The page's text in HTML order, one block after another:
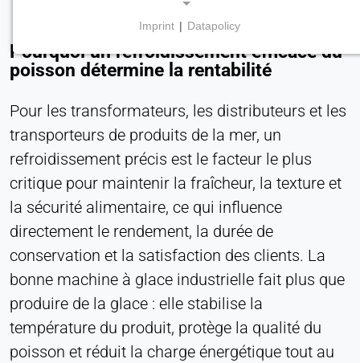
Pourquoi un refroidissement efficace du
poisson détermine la rentabilité
Pour les transformateurs, les distributeurs et les
transporteurs de produits de la mer, un
refroidissement précis est le facteur le plus
critique pour maintenir la fraîcheur, la texture et
la sécurité alimentaire, ce qui influence
directement le rendement, la durée de
conservation et la satisfaction des clients. La
bonne machine à glace industrielle fait plus que
produire de la glace : elle stabilise la
température du produit, protège la qualité du
poisson et réduit la charge énergétique tout au
Requis pour les fonctionnalités essentielles du site
des préférences en matière de protection de la vie
privée. Ces cookies ne peuvent pas être
désactivés.
cookie_consentement
Name:
consentement
Provider:
Heat Transfer Technology
Purpose:
Stocke vos paramètres de confidentialité
Cookie duration:
Imprint | Datapolicy